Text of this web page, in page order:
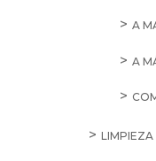
A
A
LIMPIEZA